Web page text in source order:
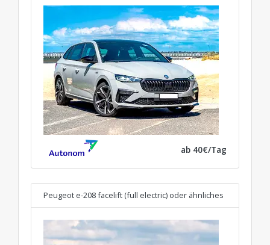
ab 40€/Tag
Peugeot e-208 facelift (full electric) oder ähnliches